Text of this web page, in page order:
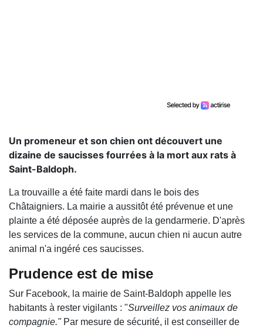
Un promeneur et son chien ont découvert une
dizaine de saucisses fourrées à la mort aux rats à
Saint-Baldoph.
La trouvaille a été faite mardi dans le bois des
Châtaigniers. La mairie a aussitôt été prévenue et une
plainte a été déposée auprès de la gendarmerie. D'après
les services de la commune, aucun chien ni aucun autre
animal n'a ingéré ces saucisses.
Prudence est de mise
Sur Facebook, la mairie de Saint-Baldoph appelle les
habitants à rester vigilants : "Surveillez vos animaux de
compagnie." Par mesure de sécurité, il est conseiller de